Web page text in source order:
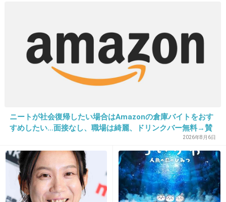
2026/06/03(水) 17:08:46
先月、肘かけありソファから肘掛けなしソファに買い換え
ました
最初はちょっと横になろうかと思うと
肘掛がなく、あ～…と思いましたが
慣れてきてどうしても横になりたい時は
クッションを二つ重ねて枕にしてます
ニートが社会復帰したい場合はAmazonの倉庫バイトをおす
すめしたい…面接なし、職場は綺麗、ドリンクバー無料→賛
否両論、場所によって全然違う「コンビニバイトの方がマ
シ」との声も
2026年8月6日